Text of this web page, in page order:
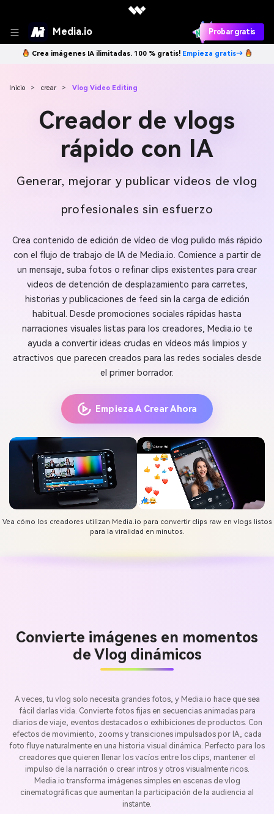
Media.io Probar gratis
Crea imágenes IA ilimitadas. 100 % gratis! Empieza gratis→
Inicio > crear > Vlog Video Editing
Creador de vlogs
rápido con IA
Generar, mejorar y publicar videos de vlog
profesionales sin esfuerzo
Crea contenido de edición de vídeo de vlog pulido más rápido
con el flujo de trabajo de IA de Media.io. Comience a partir de
un mensaje, suba fotos o refinar clips existentes para crear
videos de detención de desplazamiento para carretes,
historias y publicaciones de feed sin la carga de edición
habitual. Desde promociones sociales rápidas hasta
narraciones visuales listas para los creadores, Media.io te
ayuda a convertir ideas crudas en vídeos más limpios y
atractivos que parecen creados para las redes sociales desde
el primer borrador.
Empieza A Crear Ahora
Vea cómo los creadores utilizan Media.io para convertir clips raw en vlogs listos
para la viralidad en minutos.
Convierte imágenes en momentos
de Vlog dinámicos
A veces, tu vlog solo necesita grandes fotos, y Media.io hace que sea
fácil darlas vida. Convierte fotos fijas en secuencias animadas para
diarios de viaje, eventos destacados o exhibiciones de productos. Con
efectos de movimiento, zooms y transiciones impulsados por IA, cada
foto fluye naturalmente en una historia visual dinámica. Perfecto para los
creadores que quieren llenar los vacíos entre los clips, mantener el
impulso de la narración o crear intros y otros visualmente ricos.
Media.io transforma imágenes simples en escenas de vlog
cinematográficas que aumentan la participación de la audiencia al
instante.